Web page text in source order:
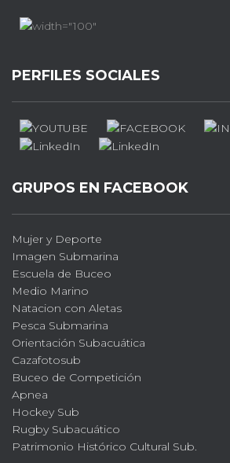
PERFILES SOCIALES
GRUPOS EN FACEBOOK
Mujer y Deporte
Imagen Submarina
Escuela de Buceo
Medio Marino
Natacion con Aletas
Pesca Submarina
Orientación Subacuática
Cazafotosub
Buceo de Competición
Apnea
Hockey Sub
Rugby Subacuático
Patrimonio Histórico Cultural Sub.